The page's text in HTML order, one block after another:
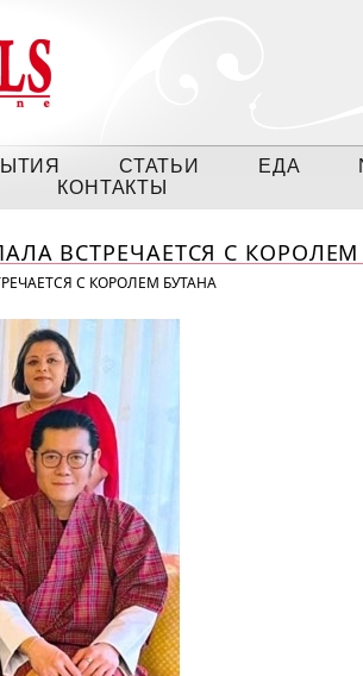
СТАТЬИ ЕДА
КОНТАКТЫ
ВСТРЕЧАЕТСЯ С КОРОЛЕМ
С КОРОЛЕМ БУТАНА